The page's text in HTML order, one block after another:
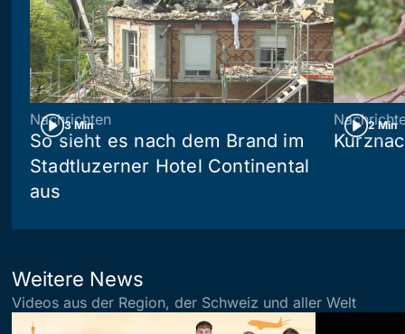
3 Min
Nachrichten
So sieht es nach dem Brand im
Stadtluzerner Hotel Continental
aus
2 Min
Weitere News
Videos aus der Region, der Schweiz und aller Welt